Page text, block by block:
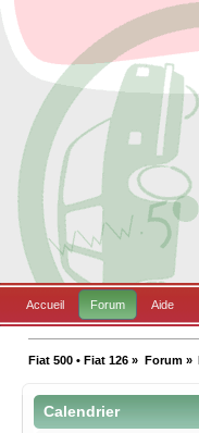
Accueil Forum Aide
Fiat 500 • Fiat 126 » Forum»
Calendrier